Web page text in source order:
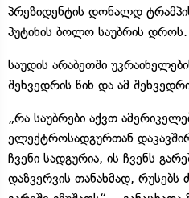
პრეზიდენტის დონალდ
პუტინის ბოლო საუბრის დროს.
საუდის არაბეთში
შეხვედრის წინ და ამ
„რა საუბრები აქვთ
ელექტროსადგურთან
ჩვენი სადგურია, ის ჩვენს
დაზვერვის თანახმად,